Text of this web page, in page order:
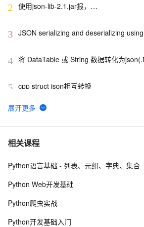
2 使用json-lib-2.1.jar报，
a member of class
3 JSON serializing and deserializing
4 将 DataTable 或 String 数据转化为
5 cpp struct json相互转换
6 对象转为json字符串，时间变为时间戳的
7 java里json常见的转换方法
8 Go 结构体与 JSON 之间的转换
10Json.net说法——（一）修饰标签，日期
相关课程
Python语言基础 - 列表、元组、字典、集合
Python Web开发基础
Python爬虫实战
Python开发基础入门